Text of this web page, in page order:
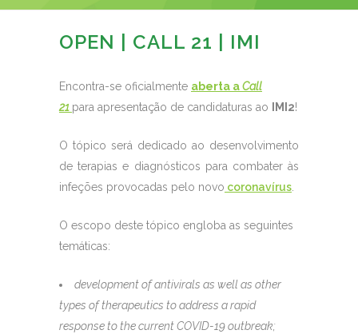
OPEN | CALL 21 | IMI
Encontra-se oficialmente aberta aCall
21 para apresentação de candidaturas ao IMI2!
O tópico será dedicado ao desenvolvimento
de terapias e diagnósticos para combater às
infeções provocadas pelo novo coronavírus
O escopo deste tópico engloba as seguintes
temáticas:
development of antivirals as well as other
types of therapeutics to address a rapid
response to the current COVID-19 outbreak;